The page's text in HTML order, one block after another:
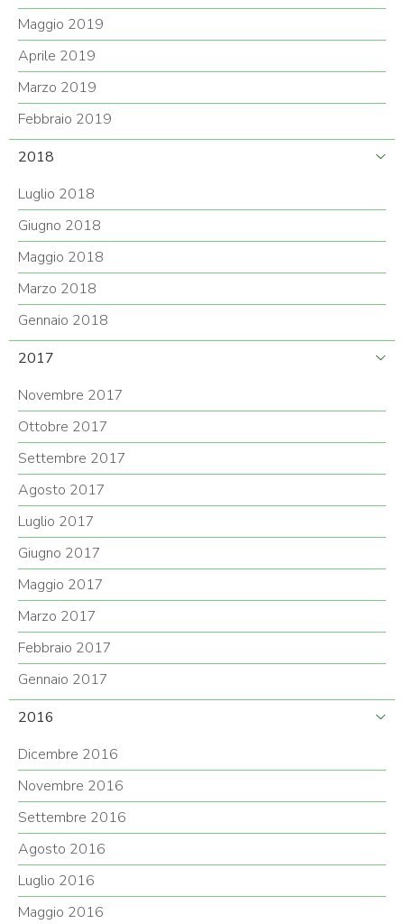
Maggio 2019
Aprile 2019
Marzo 2019
Febbraio 2019
2018
Luglio 2018
Giugno 2018
Maggio 2018
Marzo 2018
Gennaio 2018
2017
Novembre 2017
Ottobre 2017
Settembre 2017
Agosto 2017
Luglio 2017
Giugno 2017
Maggio 2017
Marzo 2017
Febbraio 2017
Gennaio 2017
2016
Dicembre 2016
Novembre 2016
Settembre 2016
Agosto 2016
Luglio 2016
Maggio 2016